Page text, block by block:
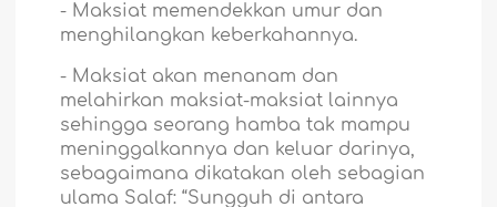
- Maksiat memendekkan umur dan
menghilangkan keberkahannya.
- Maksiat akan menanam dan
melahirkan maksiat-maksiat lainnya
sehingga seorang hamba tak mampu
meninggalkannya dan keluar darinya,
sebagaimana dikatakan oleh sebagian
ulama Salaf: “Sungguh di antara